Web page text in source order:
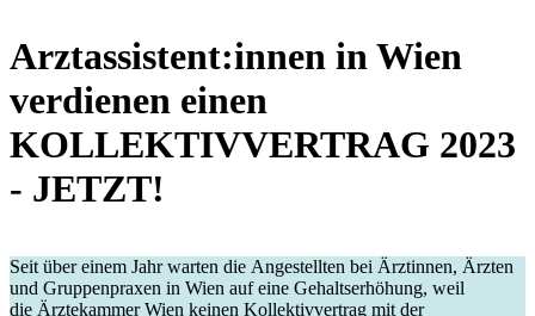
Arztassistent:innen in Wien
verdienen einen
KOLLEKTIVVERTRAG 2023
- JETZT!
Seit über einem Jahr warten die Angestellten bei Ärztinnen, Ärzten
und Gruppenpraxen in Wien auf eine Gehaltserhöhung, weil
die Ärztekammer Wien keinen Kollektivvertrag mit der